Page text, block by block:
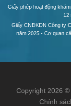
Giấy phép hoạt động
12
Giấy CNĐKDN Công ty
năm 2025 - Cơ quan
Copyright 2026 ©
Chính